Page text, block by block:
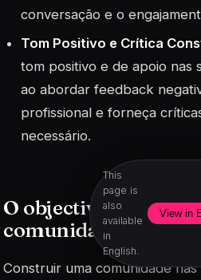
This
page is
also
available
in
English.
View in
conversação e o
Tom Positivo e Crítica
tom positivo e de apoio nas
ao abordar feedback
profissional e forneça
necessário.
O objectivo é
comunidade!
Construir uma comunidade